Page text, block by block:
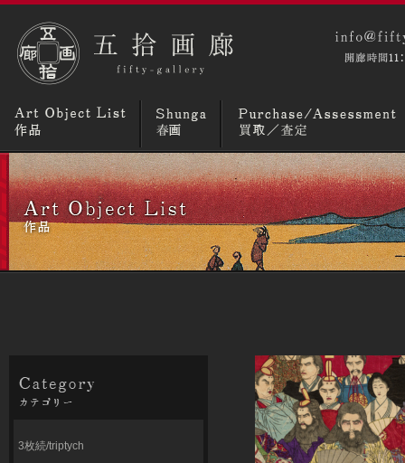
コラム ニュースとトピックス 画廊概要
3枚続/triptych